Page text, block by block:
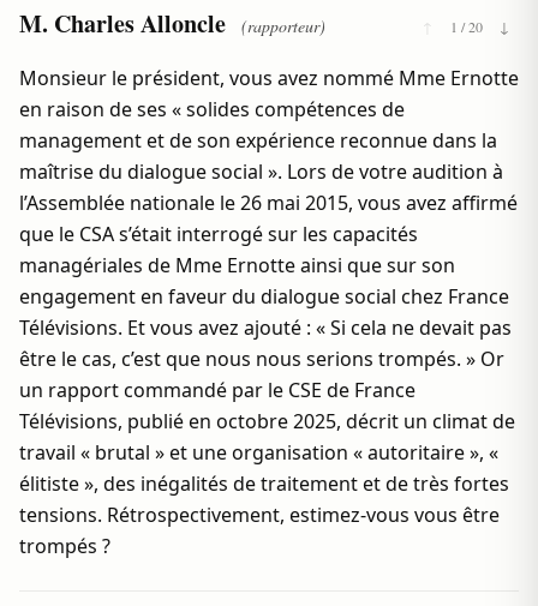
M. Charles Alloncle (rapporteur) ↑ 1 / 20 ↓
Monsieur le président, vous avez nommé Mme Ernotte
en raison de ses « solides compétences de
management et de son expérience reconnue dans la
maîtrise du dialogue social ». Lors de votre audition à
l’Assemblée nationale le 26 mai 2015, vous avez affirmé
que le CSA s’était interrogé sur les capacités
managériales de Mme Ernotte ainsi que sur son
engagement en faveur du dialogue social chez France
Télévisions. Et vous avez ajouté : « Si cela ne devait pas
être le cas, c’est que nous nous serions trompés. » Or
un rapport commandé par le CSE de France
Télévisions, publié en octobre 2025, décrit un climat de
travail « brutal » et une organisation « autoritaire », «
élitiste », des inégalités de traitement et de très fortes
tensions. Rétrospectivement, estimez-vous vous être
trompés ?